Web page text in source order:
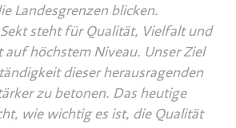
Landesgrenzen blicken.
steht für Qualität, Vielfalt und
höchstem Niveau. Unser Ziel
dieser herausragenden
zu betonen. Das heutige
wie wichtig es ist, die Qualität